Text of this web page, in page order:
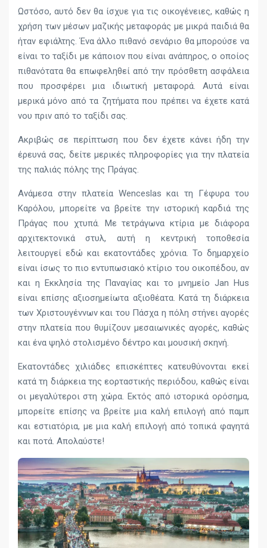
Ωστόσο, αυτό δεν θα ίσχυε για τις οικογένειες, καθώς η
χρήση των μέσων μαζικής μεταφοράς με μικρά παιδιά θα
ήταν εφιάλτης. Ένα άλλο πιθανό σενάριο θα μπορούσε να
είναι το ταξίδι με κάποιον που είναι ανάπηρος, ο οποίος
πιθανότατα θα επωφεληθεί από την πρόσθετη ασφάλεια
που προσφέρει μια ιδιωτική μεταφορά. Αυτά είναι
μερικά μόνο από τα ζητήματα που πρέπει να έχετε κατά
νου πριν από το ταξίδι σας.
Ακριβώς σε περίπτωση που δεν έχετε κάνει ήδη την
έρευνά σας, δείτε μερικές πληροφορίες για την πλατεία
της παλιάς πόλης της Πράγας.
Ανάμεσα στην πλατεία Wenceslas και τη Γέφυρα του
Καρόλου, μπορείτε να βρείτε την ιστορική καρδιά της
Πράγας που χτυπά. Με τετράγωνα κτίρια με διάφορα
αρχιτεκτονικά στυλ, αυτή η κεντρική τοποθεσία
λειτουργεί εδώ και εκατοντάδες χρόνια. Το δημαρχείο
είναι ίσως το πιο εντυπωσιακό κτίριο του οικοπέδου, αν
και η Εκκλησία της Παναγίας και το μνημείο Jan Hus
είναι επίσης αξιοσημείωτα αξιοθέατα. Κατά τη διάρκεια
των Χριστουγέννων και του Πάσχα η πόλη στήνει αγορές
στην πλατεία που θυμίζουν μεσαιωνικές αγορές, καθώς
και ένα ψηλό στολισμένο δέντρο και μουσική σκηνή.
Εκατοντάδες χιλιάδες επισκέπτες κατευθύνονται εκεί
κατά τη διάρκεια της εορταστικής περιόδου, καθώς είναι
οι μεγαλύτεροι στη χώρα. Εκτός από ιστορικά ορόσημα,
μπορείτε επίσης να βρείτε μια καλή επιλογή από παμπ
και εστιατόρια, με μια καλή επιλογή από τοπικά φαγητά
και ποτά. Απολαύστε!